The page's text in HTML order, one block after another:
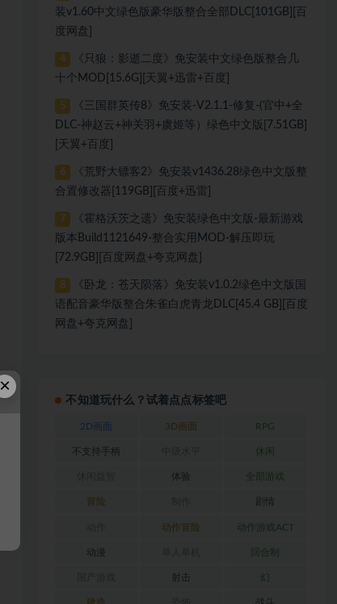
装v1.60中文绿色版豪华版整合全部DLC[101GB][百
度网盘]
4
《只狼：影逝二度》免安装中文绿色版整合几
十个MOD[15.6G][天翼+迅雷+百度]
5
《三国群英传8》免安装-V2.1.1-修复-(官中+全
DLC-神赵云+神关羽+虞姬等）绿色中文版[7.51GB]
[天翼+百度]
6
《荒野大镖客2》免安装v1436.28绿色中文版整
合置修改器[119GB][百度+迅雷]
7
《霍格沃茨之遗》免安装绿色中文版-最新游戏
版本Build1121649-整合实用MOD-解压即玩
[72.9GB][百度网盘+夸克网盘]
8
《卧龙：苍天陨落》免安装v1.0.2绿色中文版国
语配音豪华版整合朱雀白虎青龙DLC[45.4 GB][百度
网盘+夸克网盘]
不知道玩什么？试着点点标签吧
2D画面 3D画面 RPG
不支持手柄 休闲
体验 全部游戏
冒险 剧情
动作冒险 动作游戏ACT
动漫 回合制
射击 幻
×